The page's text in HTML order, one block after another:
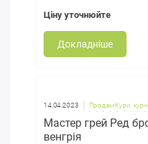
Ціну уточнюйте
Докладніше
14.04.2023 Продам Кури,
Мастер грей Ред
венгрія